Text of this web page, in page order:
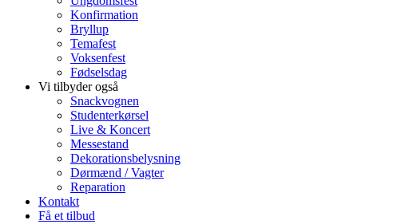
Konfirmation
Bryllup
Temafest
Voksenfest
Fødselsdag
Vi tilbyder også
Snackvognen
Studenterkørsel
Live & Koncert
Messestand
Dekorationsbelysning
Dørmænd / Vagter
Reparation
Kontakt
Få et tilbud